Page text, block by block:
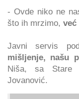
- Ovde niko ne
što ih mrzimo, već
Javni servis
mišljenje, našu
Niša, sa Stare
Jovanović.